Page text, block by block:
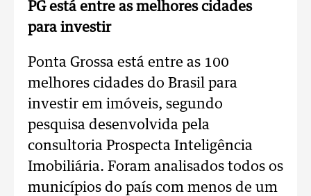
PG está entre as melhores cidades
para investir
Ponta Grossa está entre as 100
melhores cidades do Brasil para
investir em imóveis, segundo
pesquisa desenvolvida pela
consultoria Prospecta Inteligência
Imobiliária. Foram analisados todos os
municípios do país com menos de um